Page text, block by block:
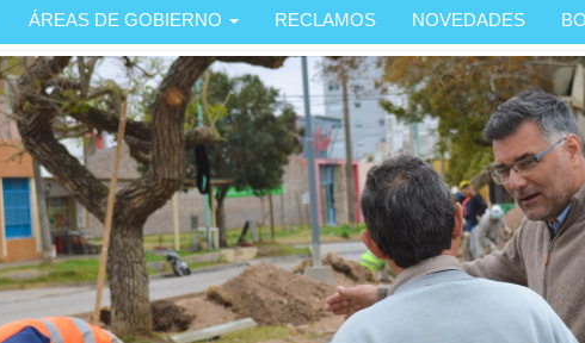
ÁREAS DE GOBIERNO RECLAMOS NOVEDADES